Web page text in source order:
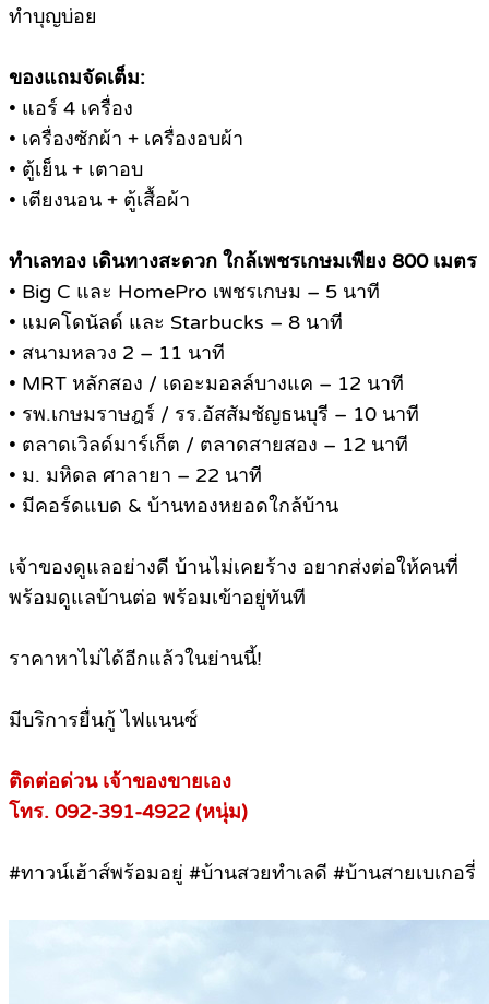
ทำบุญบ่อย
ของแถมจัดเต็ม:
• แอร์ 4 เครื่อง
• เครื่องซักผ้า + เครื่องอบผ้า
• ตู้เย็น + เตาอบ
• เตียงนอน + ตู้เสื้อผ้า
ทำเลทอง เดินทางสะดวก ใกล้เพชรเกษมเพียง 800 เมตร
• Big C และ HomePro เพชรเกษม – 5 นาที
• แมคโดนัลด์ และ Starbucks – 8 นาที
• สนามหลวง 2 – 11 นาที
• MRT หลักสอง / เดอะมอลล์บางแค – 12 นาที
• รพ.เกษมราษฎร์ / รร.อัสสัมชัญธนบุรี – 10 นาที
• ตลาดเวิลด์มาร์เก็ต / ตลาดสายสอง – 12 นาที
• ม. มหิดล ศาลายา – 22 นาที
• มีคอร์ดแบด & บ้านทองหยอดใกล้บ้าน
เจ้าของดูแลอย่างดี บ้านไม่เคยร้าง อยากส่งต่อให้คนที่
พร้อมดูแลบ้านต่อ พร้อมเข้าอยู่ทันที
ราคาหาไม่ได้อีกแล้วในย่านนี้!
มีบริการยื่นกู้ ไฟแนนซ์
ติดต่อด่วน เจ้าของขายเอง
โทร. 092-391-4922 (หนุ่ม)
#ทาวน์เฮ้าส์พร้อมอยู่ #บ้านสวยทำเลดี #บ้านสายเบเกอรี่